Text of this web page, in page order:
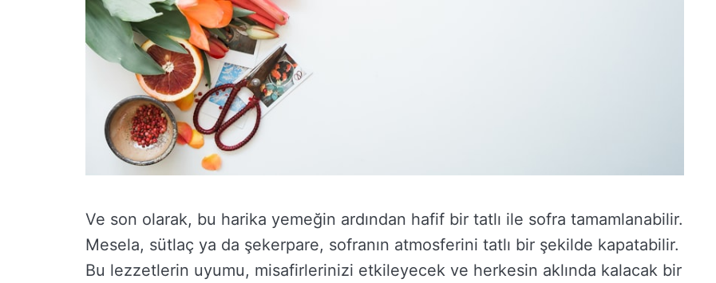
Ve son olarak, bu harika yemeğin ardından hafif bir tatlı ile sofra tamamlanabilir.
Mesela, sütlaç ya da şekerpare, sofranın atmosferini tatlı bir şekilde kapatabilir.
Bu lezzetlerin uyumu, misafirlerinizi etkileyecek ve herkesin aklında kalacak bir